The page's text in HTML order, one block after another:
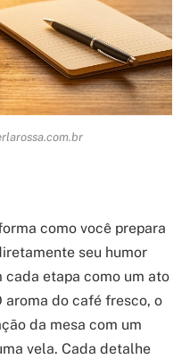
como você prepara
seu humor
cada etapa como um ato
aroma do café fresco, o
da mesa com um
vela. Cada detalhe